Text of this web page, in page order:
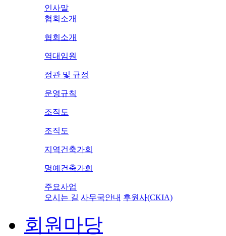
인사말
협회소개
협회소개
역대임원
정관 및 규정
운영규칙
조직도
조직도
지역건축가회
명예건축가회
주요사업
오시는 길 사무국안내 후원사(CKIA)
회원마당